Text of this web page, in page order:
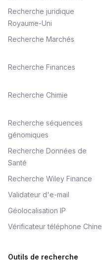
Recherche juridique
Royaume-Uni
Recherche Marchés
Recherche Finances
Recherche Chimie
Recherche séquences
génomiques
Recherche Données de
Santé
Recherche Wiley Finance
Validateur d'e-mail
Géolocalisation IP
Vérificateur téléphone Chine
Outils de recherche